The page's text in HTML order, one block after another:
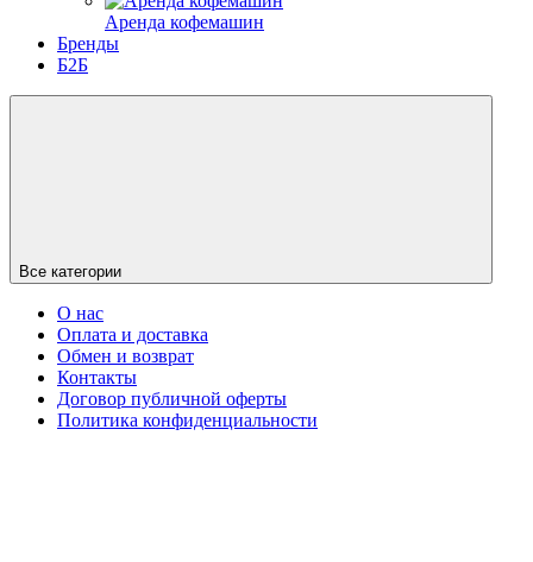
Аренда кофемашин
Бренды
Б2Б
Все категории
О нас
Оплата и доставка
Обмен и возврат
Контакты
Договор публичной оферты
Политика конфиденциальности